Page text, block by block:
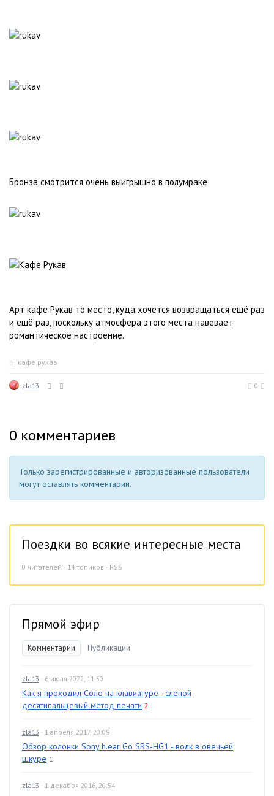
Бронза смотрится очень выигрышно в полумраке
Арт кафе Рукав то место, куда хочется возвращаться ещё раз
и ещё раз, поскольку атмосфера этого места навевает
романтическое настроение.
кафе рукав
zla13 0
0 комментариев
Только зарегистрированные и авторизованные пользователи
могут оставлять комментарии.
Поездки во всякие интересные места
0 читателей · 14 топиков · RSS
Прямой эфир
Комментарии Публикации
zla13 · 6 июля 2022, 11:50
Как я проходил Соло на клавиатуре - слепой
десятипальцевый метод печати 2
zla13 · 1 апреля 2017, 20:09
Обзор колонки Sony h.ear Go SRS-HG1 - волк в овечьей
шкуре 1
zla13 · 1 декабря 2016, 20:54